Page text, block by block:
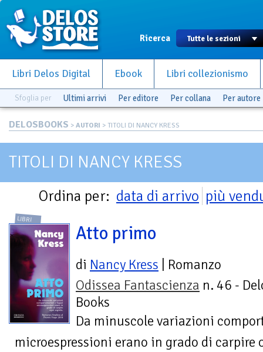
Ricerca
Libri Delos Digital Ebook Libri collezionismo
Sfoglia per Ultimi arrivi Per editore Per collana Per autore
DELOSBOOKS > AUTORI > TITOLI DI NANCY KRESS
TITOLI DI NANCY KRESS
Ordina per: data di arrivo più
LIBRI
Atto primo
di Nancy Kress | Romanzo
Odissea Fantascienza n. 46 -
Books
Da minuscole variazioni
microespressioni erano in grado di carpire